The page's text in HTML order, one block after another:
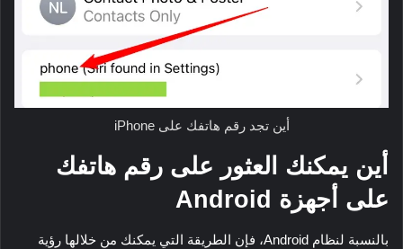
أين تجد رقم هاتفك على iPhone
أين يمكنك العثور على رقم هاتفك
على أجهزة Android
بالنسبة لنظام Android، فإن الطريقة التي يمكنك من خلالها رؤية